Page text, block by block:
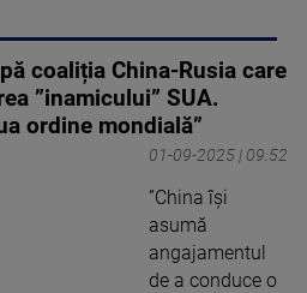
coaliția China-Rusia care
”inamicului” SUA.
ordine mondială”
01-09-2025 | 09:52
”China își
asumă
angajamentul
de a conduce o